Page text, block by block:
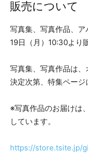
販売について
写真集、写真作品、
19日（月）10:30より
写真集、写真作品は
決定次第、特集ページ
※写真作品のお届けは
しています。
https://store.tsite.jp/